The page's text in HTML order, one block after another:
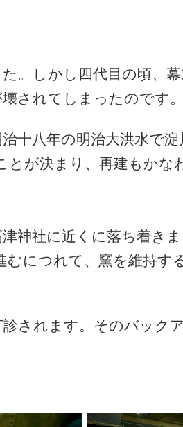
。しかし四代目の頃、
されてしまったのです。
十八年の明治大洪水で
が決まり、再建もかな
神社に近くに落ち着きま
につれて、窯を維持す
されます。そのバック